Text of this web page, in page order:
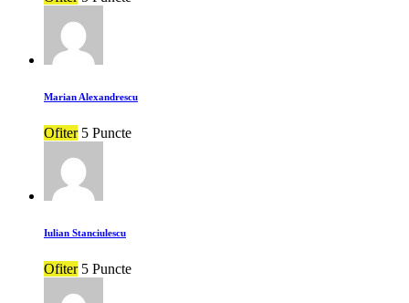
Marian Alexandrescu
Ofiter 5 Puncte
Iulian Stanciulescu
Ofiter 5 Puncte